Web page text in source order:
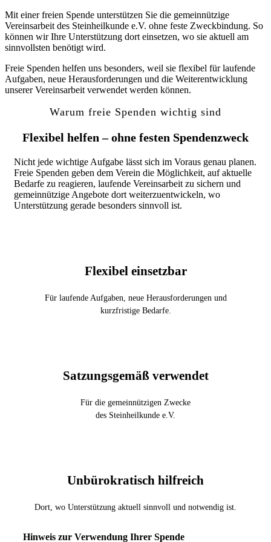
Mit einer freien Spende unterstützen Sie die gemeinnützige
Vereinsarbeit des Steinheilkunde e.V. ohne feste Zweckbindung. So
können wir Ihre Unterstützung dort einsetzen, wo sie aktuell am
sinnvollsten benötigt wird.
Freie Spenden helfen uns besonders, weil sie flexibel für laufende
Aufgaben, neue Herausforderungen und die Weiterentwicklung
unserer Vereinsarbeit verwendet werden können.
Warum freie Spenden wichtig sind
Flexibel helfen – ohne festen Spendenzweck
Nicht jede wichtige Aufgabe lässt sich im Voraus genau planen.
Freie Spenden geben dem Verein die Möglichkeit, auf aktuelle
Bedarfe zu reagieren, laufende Vereinsarbeit zu sichern und
gemeinnützige Angebote dort weiterzuentwickeln, wo
Unterstützung gerade besonders sinnvoll ist.
Flexibel einsetzbar
Für laufende Aufgaben, neue Herausforderungen und
kurzfristige Bedarfe.
Satzungsgemäß verwendet
Für die gemeinnützigen Zwecke
des Steinheilkunde e.V.
Unbürokratisch hilfreich
Dort, wo Unterstützung aktuell sinnvoll und notwendig ist.
Hinweis zur Verwendung Ihrer Spende